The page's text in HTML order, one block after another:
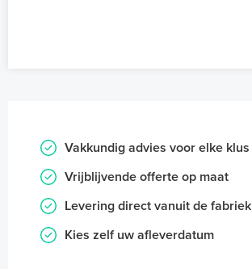
Vakkundig advies voor elke klus
Vrijblijvende offerte op maat
Levering direct vanuit de fabriek
Kies zelf uw afleverdatum